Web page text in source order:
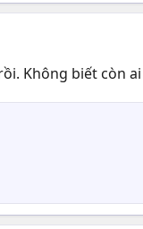
Không biết còn